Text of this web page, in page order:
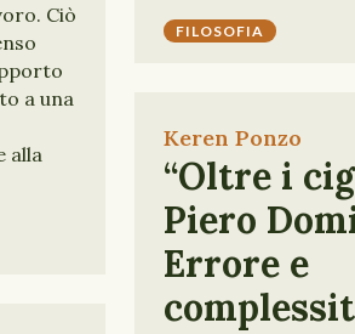
Ciò
a una
alla
FILOSOFIA
Keren Ponzo
“Oltre i
Piero
Errore e